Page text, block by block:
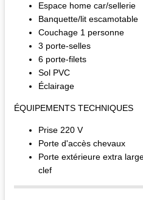
Espace home car/sellerie
Banquette/lit escamotable
Couchage 1 personne
3 porte-selles
6 porte-filets
Sol PVC
Éclairage
ÉQUIPEMENTS TECHNIQUES
Prise 220 V
Porte d'accès chevaux
Porte extérieure extra
clef